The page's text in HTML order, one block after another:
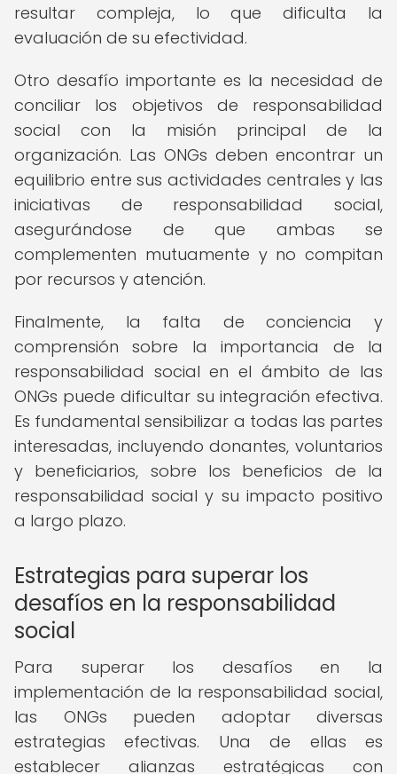
resultar compleja, lo que dificulta la
evaluación de su efectividad.
Otro desafío importante es la necesidad de
conciliar los objetivos de responsabilidad
social con la misión principal de la
organización. Las ONGs deben encontrar un
equilibrio entre sus actividades centrales y las
iniciativas de responsabilidad social,
asegurándose de que ambas se
complementen mutuamente y no compitan
por recursos y atención.
Finalmente, la falta de conciencia y
comprensión sobre la importancia de la
responsabilidad social en el ámbito de las
ONGs puede dificultar su integración efectiva.
Es fundamental sensibilizar a todas las partes
interesadas, incluyendo donantes, voluntarios
y beneficiarios, sobre los beneficios de la
responsabilidad social y su impacto positivo
a largo plazo.
Estrategias para superar los
desafíos en la responsabilidad
social
Para superar los desafíos en la
implementación de la responsabilidad social,
las ONGs pueden adoptar diversas
estrategias efectivas. Una de ellas es
establecer alianzas estratégicas con